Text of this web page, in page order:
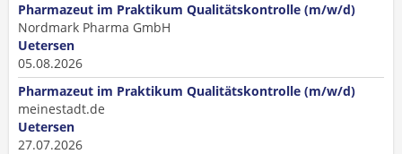
Pharmazeut im Praktikum Qualitätskontrolle (m/w/d)
Nordmark Pharma GmbH
Uetersen
05.08.2026
Pharmazeut im Praktikum Qualitätskontrolle (m/w/d)
meinestadt.de
Uetersen
27.07.2026